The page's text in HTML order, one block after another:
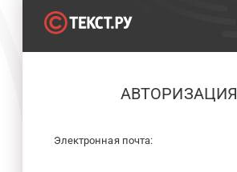
АВТОРИЗАЦИЯ
Электронная почта: